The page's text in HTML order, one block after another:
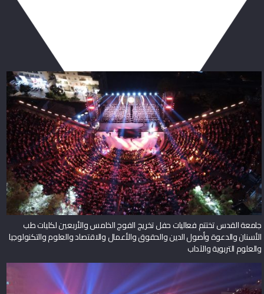
جامعة القدس تختتم فعاليات حفل تخريج الفوج الخامس والأربعين لكليات طب
الأسنان والدعوة وأصول الدين والحقوق والأعمال والاقتصاد والعلوم والتكنولوجيا
والعلوم التربوية والآداب